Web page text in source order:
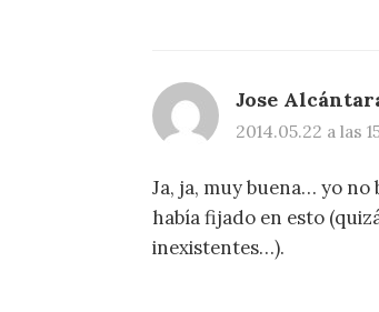
Jose
2014.05.22 a las
Ja, ja, muy buena… yo no
había fijado en esto
inexistentes…).